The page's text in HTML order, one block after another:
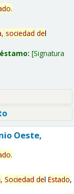
.
sociedad del
Signatura
Oeste,
.
Sociedad del Estado,